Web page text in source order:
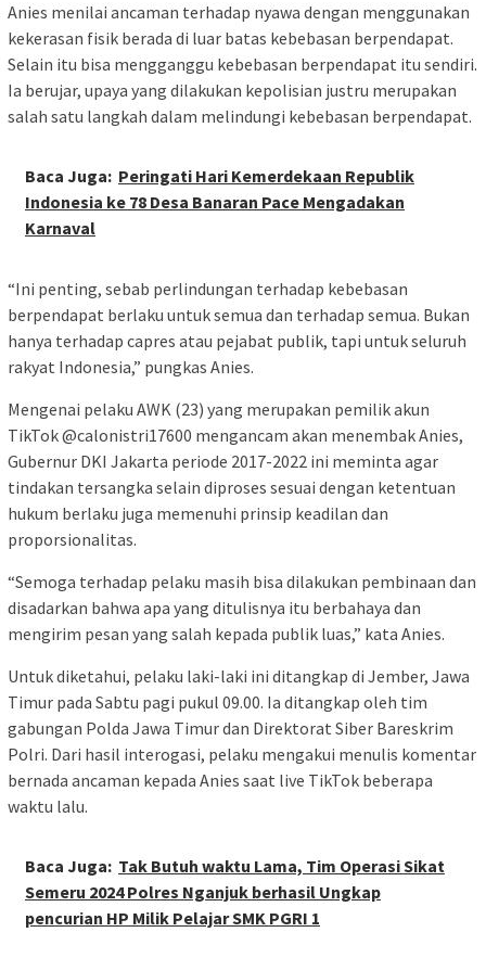
Anies menilai ancaman terhadap nyawa dengan menggunakan
kekerasan fisik berada di luar batas kebebasan berpendapat.
Selain itu bisa mengganggu kebebasan berpendapat itu sendiri.
Ia berujar, upaya yang dilakukan kepolisian justru merupakan
salah satu langkah dalam melindungi kebebasan berpendapat.
Baca Juga: Peringati Hari Kemerdekaan Republik
Indonesia ke 78 Desa Banaran Pace Mengadakan
Karnaval
“Ini penting, sebab perlindungan terhadap kebebasan
berpendapat berlaku untuk semua dan terhadap semua. Bukan
hanya terhadap capres atau pejabat publik, tapi untuk seluruh
rakyat Indonesia,” pungkas Anies.
Mengenai pelaku AWK (23) yang merupakan pemilik akun
TikTok @calonistri17600 mengancam akan menembak Anies,
Gubernur DKI Jakarta periode 2017-2022 ini meminta agar
tindakan tersangka selain diproses sesuai dengan ketentuan
hukum berlaku juga memenuhi prinsip keadilan dan
proporsionalitas.
“Semoga terhadap pelaku masih bisa dilakukan pembinaan dan
disadarkan bahwa apa yang ditulisnya itu berbahaya dan
mengirim pesan yang salah kepada publik luas,” kata Anies.
Untuk diketahui, pelaku laki-laki ini ditangkap di Jember, Jawa
Timur pada Sabtu pagi pukul 09.00. Ia ditangkap oleh tim
gabungan Polda Jawa Timur dan Direktorat Siber Bareskrim
Polri. Dari hasil interogasi, pelaku mengakui menulis komentar
bernada ancaman kepada Anies saat live TikTok beberapa
waktu lalu.
Baca Juga: Tak Butuh waktu Lama, Tim Operasi Sikat
Semeru 2024 Polres Nganjuk berhasil Ungkap
pencurian HP Milik Pelajar SMK PGRI 1